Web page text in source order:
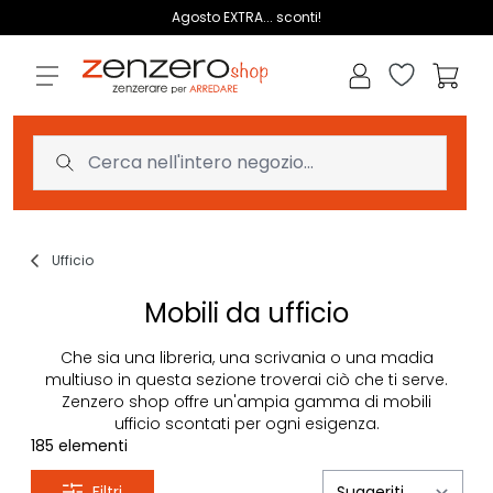
Agosto EXTRA... sconti!
Lista dei
Ufficio
Mobili da ufficio
Che sia una libreria, una scrivania o una madia
multiuso in questa sezione troverai ciò che ti serve.
Zenzero shop offre un'ampia gamma di mobili
ufficio scontati per ogni esigenza.
185 elementi